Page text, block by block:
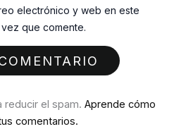
electrónico y web en este
que comente.
reducir el spam. Aprende cómo
comentarios.